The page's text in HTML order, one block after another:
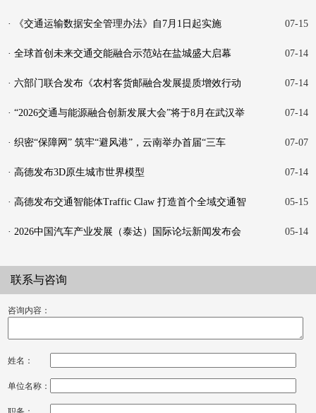
· 《交通运输数据安全管理办法》自7月1日起实施 07-15
· 全球首创未来交通交能融合示范站在盐城盛大启幕 07-14
· 六部门联合发布《农村客货邮融合发展提质增效行动
07-14
· “2026交通与能源融合创新发展大会”将于8月在武汉举
07-14
· 织密“保障网” 筑牢“避风港”，云南举办首届“三车 07-07
· 高德发布3D原生城市世界模型 07-14
· 高德发布交通智能体Traffic Claw 打造首个全域交通智
05-15
· 2026中国汽车产业发展（泰达）国际论坛新闻发布会
05-14
联系与咨询
咨询内容：
姓名：
单位名称：